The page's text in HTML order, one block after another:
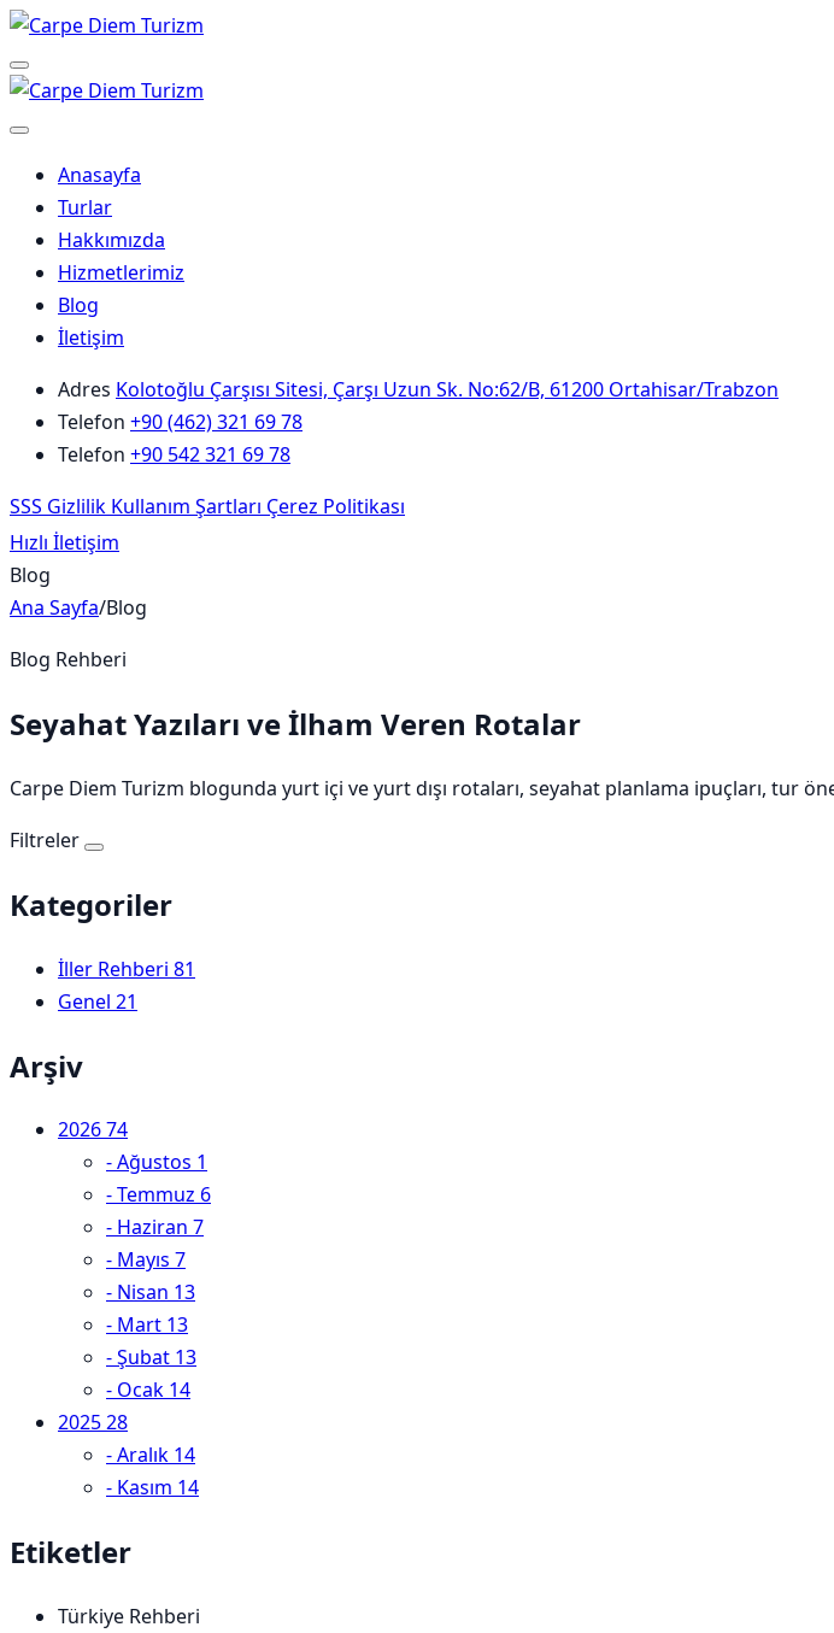
Skip
to
content
Menu
Anasayfa
Turlar
Hakkımızda
Hizmetlerimiz
Blog
İletişim
Adres Kolotoğlu Çarşısı Sitesi, Çarşı Uzun Sk. No:62/B, 61200 Ortahisar/Trabzon
Telefon +90 (462) 321 69 78
Telefon +90 542 321 69 78
SSS Gizlilik Kullanım Şartları Çerez Politikası
Hızlı İletişim
Blog
Ana Sayfa/Blog
Blog Rehberi
Seyahat Yazıları ve İlham Veren Rotalar
Carpe Diem Turizm blogunda yurt içi ve yurt dışı rotaları, seyahat planlama ipuçları, tur
Filtreler
Kategoriler
İller Rehberi 81
Genel 21
Arşiv
202674
-Ağustos 1
-Temmuz 6
- Haziran 7
- Mayıs 7
- Nisan 13
- Mart 13
-Şubat 13
- Ocak 14
202528
-Aralık 14
- Kasım 14
Etiketler
Türkiye Rehberi